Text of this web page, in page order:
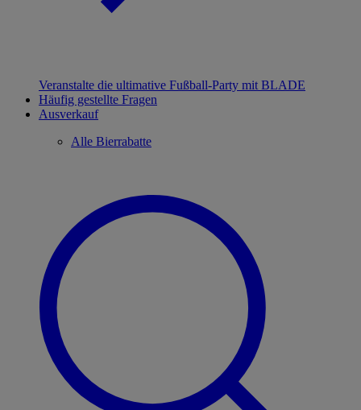
Veranstalte die ultimative Fußball-Party mit BLADE
Häufig gestellte Fragen
Ausverkauf
Alle Bierrabatte